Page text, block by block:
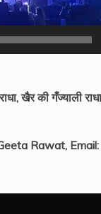
खैर की गँज्याली
Rawat,